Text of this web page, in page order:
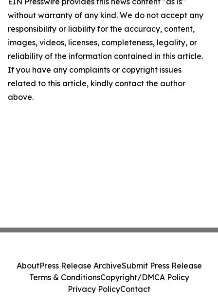
without warranty of any kind. We do not accept any
responsibility or liability for the accuracy, content,
images, videos, licenses, completeness, legality, or
reliability of the information contained in this article.
If you have any complaints or copyright issues
related to this article, kindly contact the author
above.
AboutPress Release ArchiveSubmit Press Release
Terms & ConditionsCopyright/DMCA Policy
Privacy PolicyContact